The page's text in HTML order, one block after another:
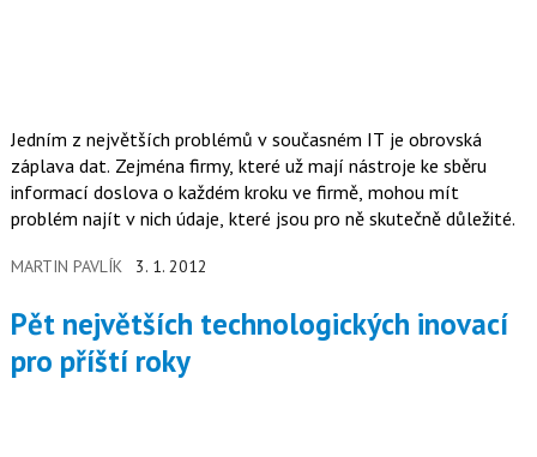
Jedním z největších problémů v současném IT je obrovská
záplava dat. Zejména firmy, které už mají nástroje ke sběru
informací doslova o každém kroku ve firmě, mohou mít
problém najít v nich údaje, které jsou pro ně skutečně důležité.
MARTIN PAVLÍK 3. 1. 2012
Pět největších technologických inovací
pro příští roky